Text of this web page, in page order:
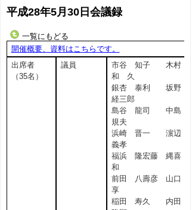
平成28年5月30日会議録
一覧にもどる
開催概要、資料はこちらです。
出席者
（35名）
議員
市谷 知子 木村
和 久
銀杏 泰利 坂野
経三郎
島谷 龍司 中島
規夫
浜崎 晋一 濵辺
義孝
福浜 隆宏藤 縄喜
和
前田 八壽彦 山口
享
稲田 寿久 内田